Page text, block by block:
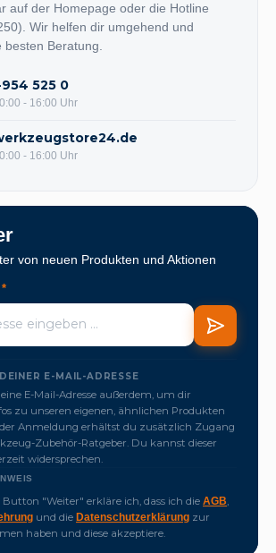
auf der Homepage oder die Hotline
Wir helfen dir umgehend und
Beratung.
525 0
- 16:00 Uhr
- 16:00 Uhr
von neuen Produkten und Aktionen
*
E-MAIL-ADRESSE
E-Mail-Adresse außerdem, um dir
zu unseren eigenen, ähnlichen Produkten
Anmeldung erhältst du zusätzlich Zugang
Zubehör-Ratgeber. Du kannst dieser
widersprechen.
"Weiter" erkläre ich, dass ich die AGB
und die Datenschutzerklärung zur
haben und diese akzeptiere.